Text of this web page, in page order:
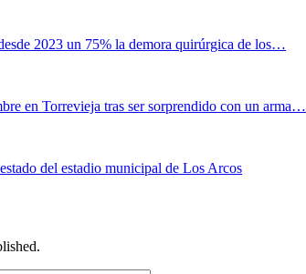
2023 un 75% la demora quirúrgica de los…
en Torrevieja tras ser sorprendido con un arma…
del estadio municipal de Los Arcos